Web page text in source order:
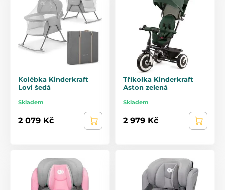
Kolébka Kinderkraft
Lovi šedá
Skladem
2 079 Kč
Tříkolka Kinderkraft
Aston zelená
Skladem
2 979 Kč